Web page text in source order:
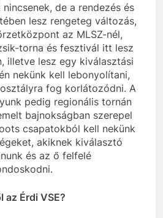
de a rendezés és
lesz rengeteg változás,
az MLSZ-nél,
torna és fesztivál itt lesz
illetve lesz egy kiválasztási
nekünk kell lebonyolítani,
fog korlátozódni. A
pedig regionális tornán
bajnokságban szerepel
csapatokból kell nekünk
akiknek kiválasztó
és az ő felfelé
Érdi VSE?